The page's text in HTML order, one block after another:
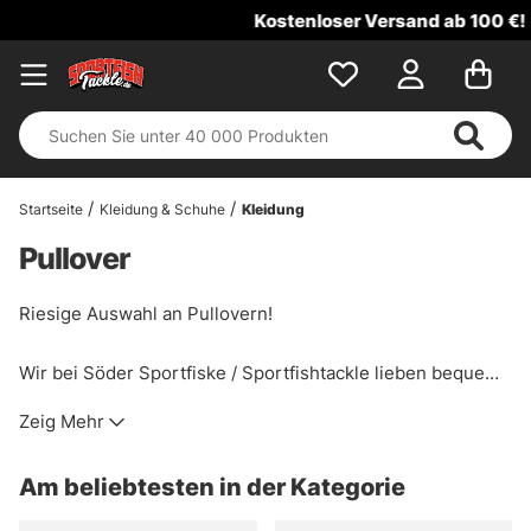
Kostenloser Versand ab 100 €!
Startseite Kleidung & Schuhe Kleidung
Pullover
Riesige Auswahl an Pullovern!
Wir bei Söder Sportfiske / Sportfishtackle lieben bequeme
gemütlichen Hoodie oder ein cooles Turniertrikot, hier
Lieblingsmarke sowohl auf der Couch als auch auf dem
Zeig Mehr
Am beliebtesten in der Kategorie